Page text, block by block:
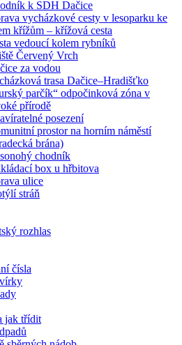
k SDH Dačice
vycházkové cesty v lesoparku ke
křížům – křížová cesta
vedoucí kolem rybníků
Červený Vrch
za vodou
trasa Dačice–Hradišťko
parčík“ odpočinková zóna v
přírodě
posezení
prostor na horním náměstí
brána)
chodník
box u hřbitova
ulice
stráň
rozhlas
čísla
jak třídit